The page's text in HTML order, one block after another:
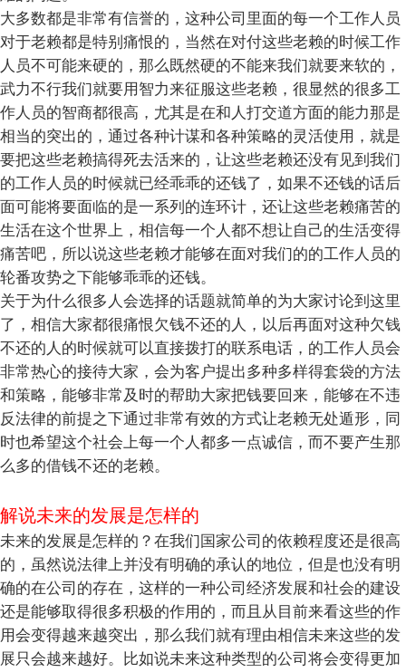
大多数都是非常有信誉的，这种公司里面的每一个工作人员
对于老赖都是特别痛恨的，当然在对付这些老赖的时候工作
人员不可能来硬的，那么既然硬的不能来我们就要来软的，
武力不行我们就要用智力来征服这些老赖，很显然的很多工
作人员的智商都很高，尤其是在和人打交道方面的能力那是
相当的突出的，通过各种计谋和各种策略的灵活使用，就是
要把这些老赖搞得死去活来的，让这些老赖还没有见到我们
的工作人员的时候就已经乖乖的还钱了，如果不还钱的话后
面可能将要面临的是一系列的连环计，还让这些老赖痛苦的
生活在这个世界上，相信每一个人都不想让自己的生活变得
痛苦吧，所以说这些老赖才能够在面对我们的的工作人员的
轮番攻势之下能够乖乖的还钱。
关于为什么很多人会选择的话题就简单的为大家讨论到这里
了，相信大家都很痛恨欠钱不还的人，以后再面对这种欠钱
不还的人的时候就可以直接拨打的联系电话，的工作人员会
非常热心的接待大家，会为客户提出多种多样得套袋的方法
和策略，能够非常及时的帮助大家把钱要回来，能够在不违
反法律的前提之下通过非常有效的方式让老赖无处遁形，同
时也希望这个社会上每一个人都多一点诚信，而不要产生那
么多的借钱不还的老赖。
解说未来的发展是怎样的
未来的发展是怎样的？在我们国家公司的依赖程度还是很高
的，虽然说法律上并没有明确的承认的地位，但是也没有明
确的在公司的存在，这样的一种公司经济发展和社会的建设
还是能够取得很多积极的作用的，而且从目前来看这些的作
用会变得越来越突出，那么我们就有理由相信未来这些的发
展只会越来越好。比如说未来这种类型的公司将会变得更加